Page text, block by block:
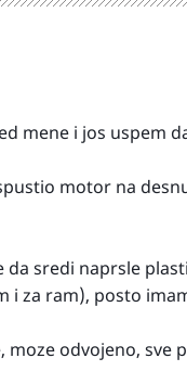
mene i jos uspem
motor na
sredi naprsle
i za ram), posto
odvojeno, sve